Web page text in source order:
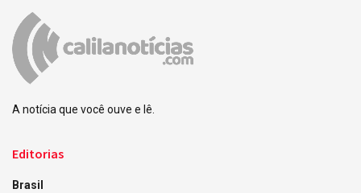
A notícia que você ouve e lê.
Editorias
Brasil